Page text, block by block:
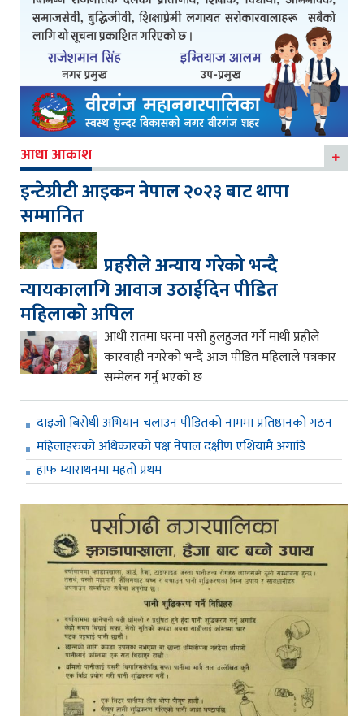
आधा आकाश
इन्टेग्रीटी आइकन नेपाल २०२३ बाट थापा
सम्मानित
प्रहरीले अन्याय गरेको भन्दै
न्यायकालागि आवाज उठाईदिन पीडित
महिलाको अपिल
आधी रातमा घरमा पसी हुलहुजत गर्ने माथी प्रहीले
कारवाही नगरेको भन्दै आज पीडित महिलाले पत्रकार
सम्मेलन गर्नु भएको छ
दाइजो बिरोधी अभियान चलाउन पीडितको नाममा प्रतिष्ठानको गठन
महिलाहरुको अधिकारको पक्ष नेपाल दक्षीण एशियामै अगाडि
हाफ म्याराथनमा महतो प्रथम